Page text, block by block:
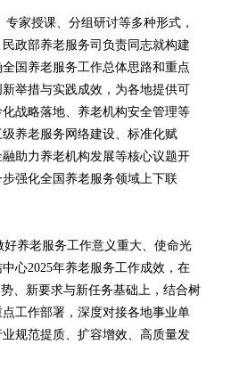
授课、分组研讨等多种形式，
政部养老服务司负责同志就构建
国养老服务工作总体思路和重点
举措与实践成效，为各地提供可
战略落地、养老机构安全管理等
养老服务网络建设、标准化赋
助力养老机构发展等核心议题开
强化全国养老服务领域上下联
养老服务工作意义重大、使命光
心2025年养老服务工作成效，在
、新要求与新任务基础上，结合树
工作部署，深度对接各地事业单
规范提质、扩容增效、高质量发